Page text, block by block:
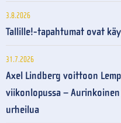
3.8.2026
Tallille!-tapahtumat ovat
31.7.2026
Axel Lindberg voittoon
viikonlopussa –
urheilua